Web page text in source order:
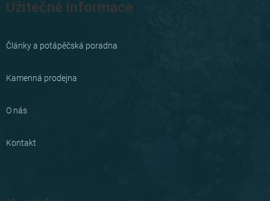
Užitečné informace
Články a potápěčská poradna
Kamenná prodejna
O nás
Kontakt